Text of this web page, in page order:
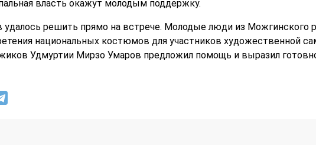
власть окажут молодым поддержку.
удалось решить прямо на встрече. Молодые люди из Можгинского
национальных костюмов для участников художественной
Удмуртии Мирзо Умаров предложил помощь и выразил